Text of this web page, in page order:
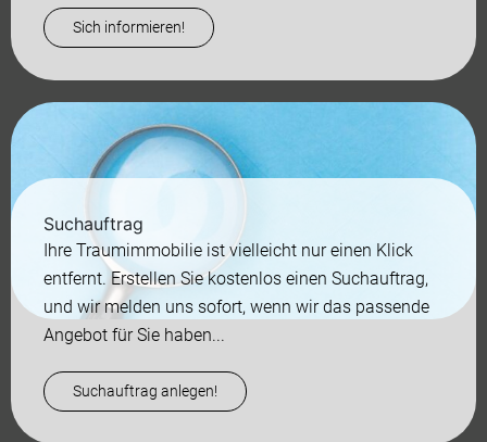
Sich informieren!
Suchauftrag
Ihre Traumimmobilie ist vielleicht nur einen Klick
entfernt. Erstellen Sie kostenlos einen Suchauftrag,
und wir melden uns sofort, wenn wir das passende
Angebot für Sie haben...
Suchauftrag anlegen!